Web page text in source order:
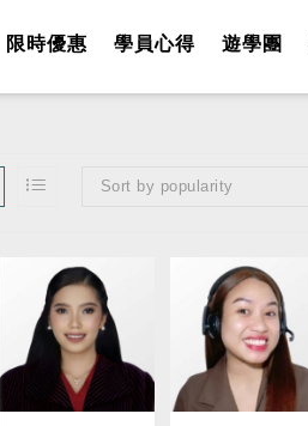
限時優惠 學員心得 遊學團
Sort by popularity